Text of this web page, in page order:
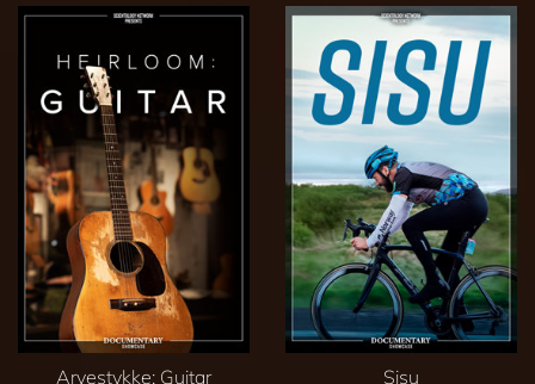
Arvestykke: Guitar Sisu